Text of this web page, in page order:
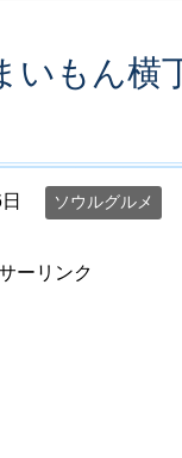
いもん横
ソウルグルメ
ーリンク